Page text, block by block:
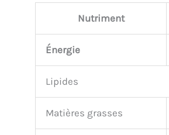
Nutriment
Énergie
Lipides
Matières grasses